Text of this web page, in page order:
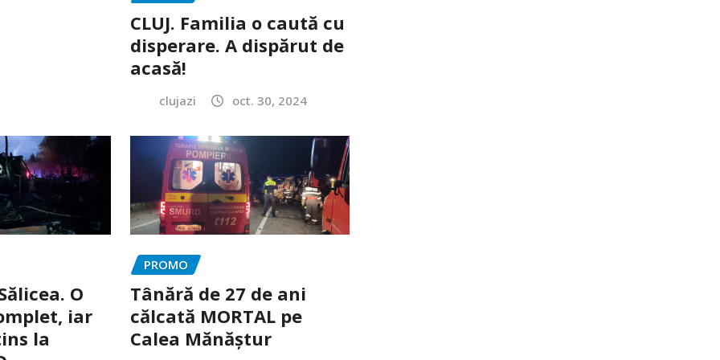
CLUJ. Familia o caută cu
disperare. A dispărut de
acasă!
clujazi oct. 30, 2024
O
iar
la
PROMO
Tânără de 27 de ani
călcată MORTAL pe
Calea Mănăștur